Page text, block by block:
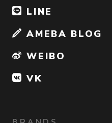
LINE
AMEBA BLOG
WEIBO
VK